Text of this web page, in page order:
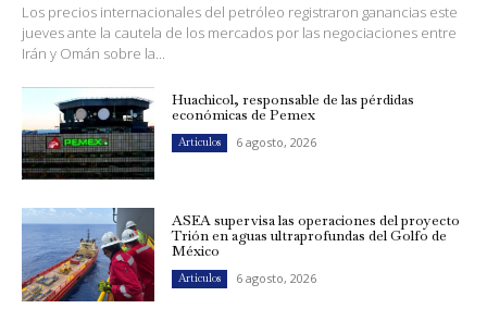
Los precios internacionales del petróleo registraron ganancias este
jueves ante la cautela de los mercados por las negociaciones entre
Irán y Omán sobre la...
Huachicol, responsable de las pérdidas
económicas de Pemex
Artículos 6 agosto, 2026
ASEA supervisa las operaciones del proyecto
Trión en aguas ultraprofundas del Golfo de
México
Artículos 6 agosto, 2026